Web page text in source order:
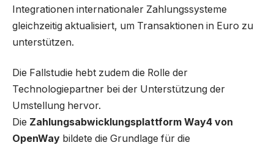
Integrationen internationaler Zahlungssysteme
gleichzeitig aktualisiert, um Transaktionen in Euro zu
unterstützen.
Die Fallstudie hebt zudem die Rolle der
Technologiepartner bei der Unterstützung der
Umstellung hervor.
Die Zahlungsabwicklungsplattform Way4 von
OpenWay bildete die Grundlage für die